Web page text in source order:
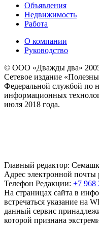
Объявления
Недвижимость
Работа
О компании
Руководство
© ООО «Дважды два»
Сетевое издание
Федеральной службой по
информационных
июля 2018 года.
Главный редактор:
Адрес электронной почты
Телефон Редакции: +7 968
На страницах сайта в
встречаться указание на
данный сервис
которой признана